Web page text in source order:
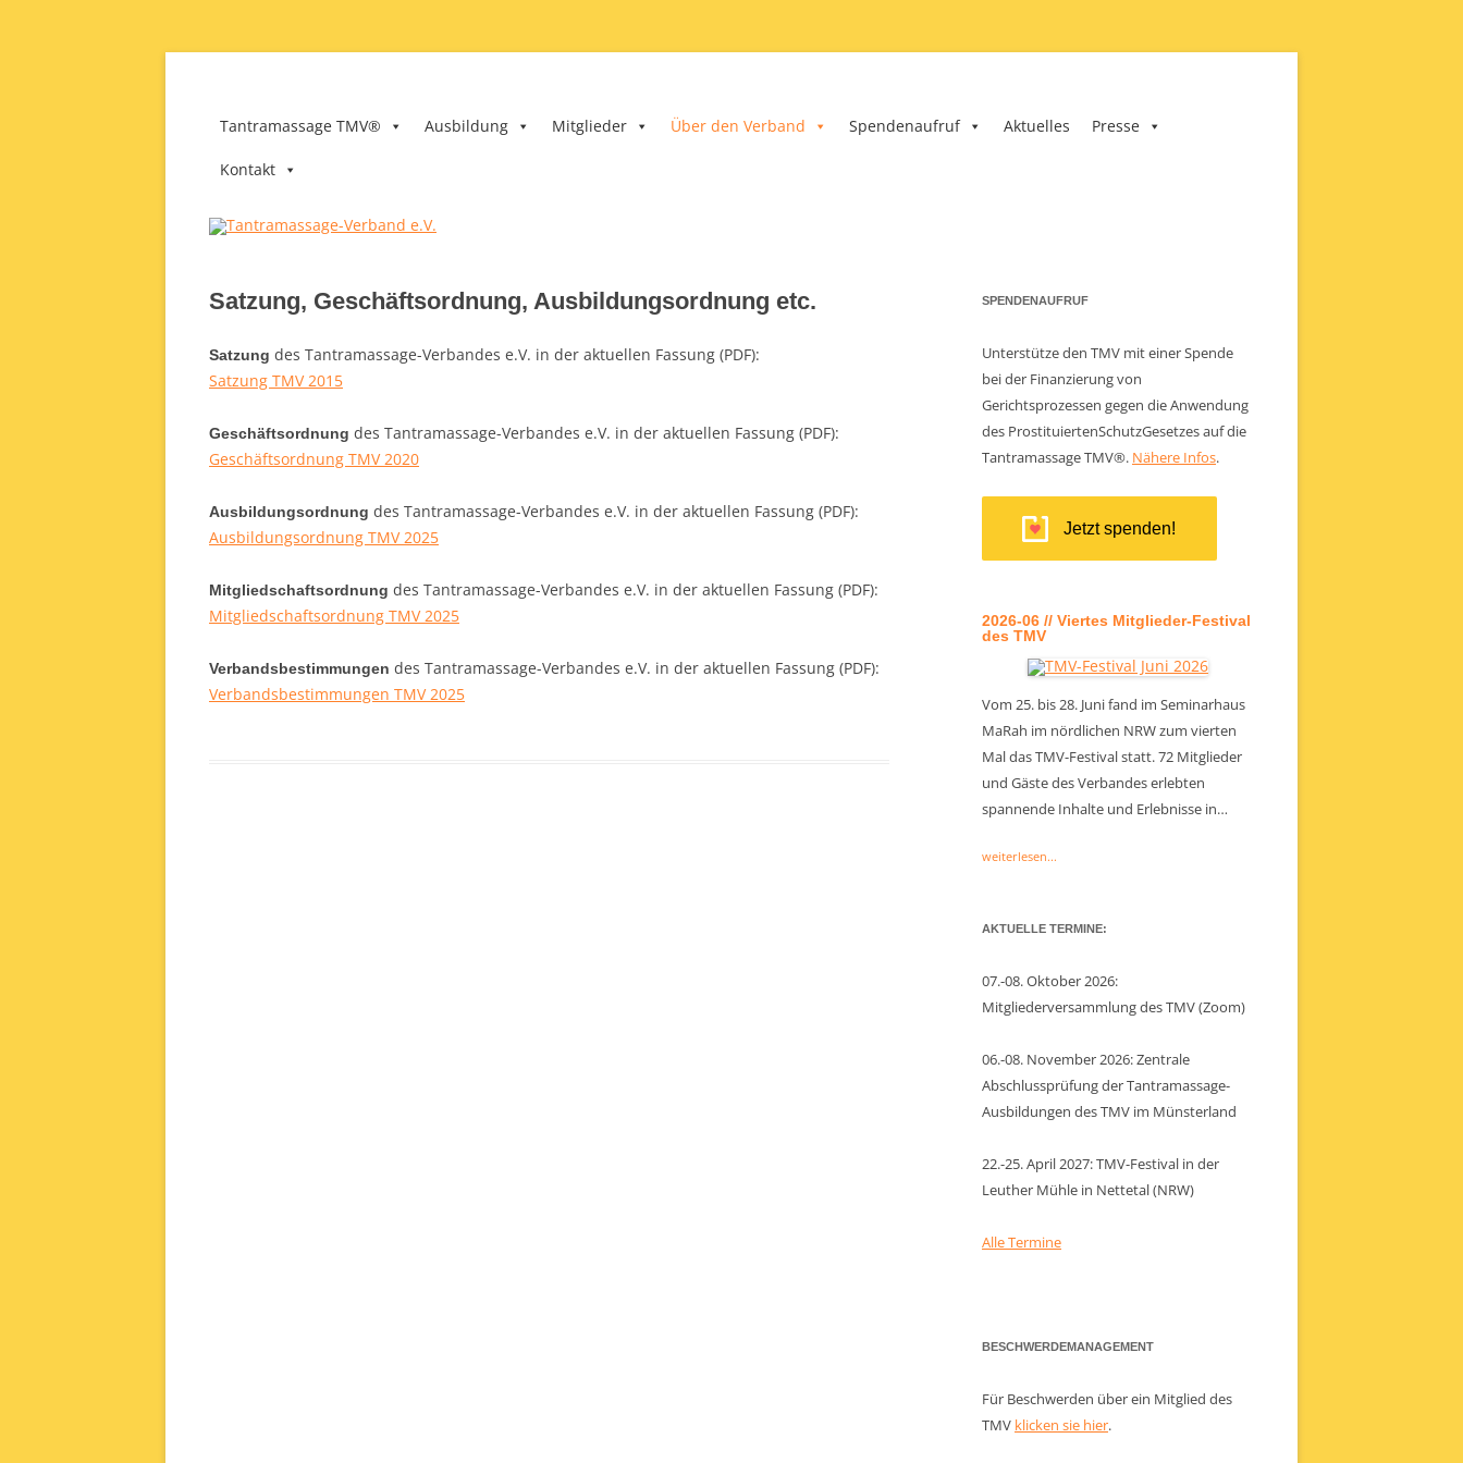
Zum
Tantramassage TMV® Ausbildung Mitglieder Über den Verband Spendenaufruf Aktuelles Presse
Kontakt
Satzung, Geschäftsordnung, Ausbildungsordnung etc.
Satzung des Tantramassage-Verbandes e.V. in der aktuellen Fassung (PDF):
Satzung TMV 2015
Geschäftsordnung des Tantramassage-Verbandes e.V. in der aktuellen Fassung (PDF):
Geschäftsordnung TMV 2020
Ausbildungsordnung des Tantramassage-Verbandes e.V. in der aktuellen Fassung (PDF):
Ausbildungsordnung TMV 2025
Mitgliedschaftsordnung des Tantramassage-Verbandes e.V. in der aktuellen Fassung (PDF):
Mitgliedschaftsordnung TMV 2025
Verbandsbestimmungen des Tantramassage-Verbandes e.V. in der aktuellen Fassung (PDF):
Verbandsbestimmungen TMV 2025
SPENDENAUFRUF
Unterstütze den TMV mit einer Spende
bei der Finanzierung von
Gerichtsprozessen gegen die Anwendung
des ProstituiertenSchutzGesetzes auf die
Tantramassage TMV®. Nähere Infos.
Jetzt spenden!
2026-06 // Viertes Mitglieder-Festival
des TMV
Vom 25. bis 28. Juni fand im Seminarhaus
MaRah im nördlichen NRW zum vierten
Mal das TMV-Festival statt. 72 Mitglieder
und Gäste des Verbandes erlebten
spannende Inhalte und Erlebnisse in…
weiterlesen...
AKTUELLE TERMINE:
07.-08. Oktober 2026:
Mitgliederversammlung des TMV (Zoom)
06.-08. November 2026: Zentrale
Abschlussprüfung der Tantramassage-
Ausbildungen des TMV im Münsterland
22.-25. April 2027: TMV-Festival in der
Leuther Mühle in Nettetal (NRW)
Alle Termine
BESCHWERDEMANAGEMENT
Für Beschwerden über ein Mitglied des
TMV klicken sie hier.